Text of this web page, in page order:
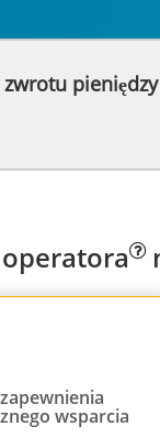
pieniędzy
wsparcia